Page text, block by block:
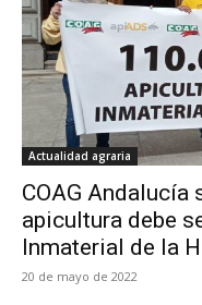
Actualidad agraria
COAG Andalucía
apicultura debe
Inmaterial de la
20 de mayo de 2022